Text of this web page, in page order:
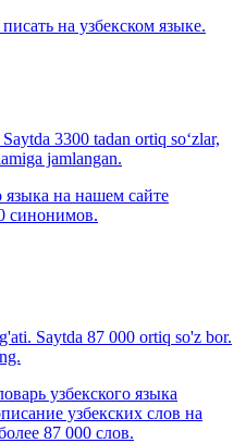
на узбекском языке.
3300 tadan ortiq so‘zlar,
jamlangan.
языка на нашем сайте
синонимов.
Saytda 87 000 ortiq so'z bor.
узбекского языка
узбекских слов на
87 000 слов.